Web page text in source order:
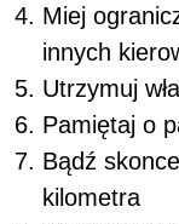
Miej
innych
Utrzymuj
Pamiętaj o
Bądź
kilometra